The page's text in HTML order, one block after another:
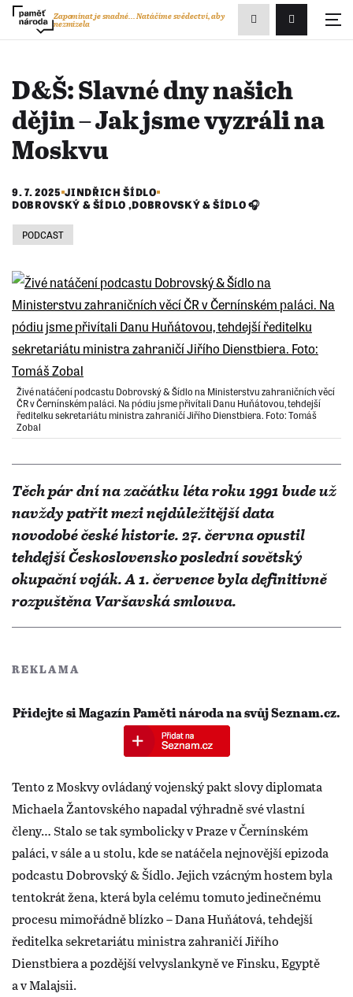
Přihlášení/
Zapomínat je snadné...Natáčíme svědectví, aby
nezmizela
Zobrazit
vyhledávání
D&Š: Slavné dny našich
dějin – Jak jsme vyzráli na
Moskvu
9. 7. 2025 JINDŘICH ŠÍDLO
DOBROVSKÝ & ŠÍDLO ,DOBROVSKÝ & ŠÍDLO 🎧
PODCAST
Živé natáčení podcastu Dobrovský & Šídlo na Ministerstvu zahraničních věcí
ČR v Černínském paláci. Na pódiu jsme přivítali Danu Huňátovou, tehdejší
ředitelku sekretariátu ministra zahraničí Jiřího Dienstbiera. Foto: Tomáš
Zobal
Těch pár dní na začátku léta roku 1991 bude už
navždy patřit mezi nejdůležitější data
novodobé české historie. 27.⁠ ⁠června opustil
tehdejší Československo poslední sovětský
okupační voják. A 1. července byla definitivně
rozpuštěna Varšavská smlouva.
REKLAMA
Přidejte si Magazín Paměti národa na svůj Seznam.cz.
Tento z Moskvy ovládaný vojenský pakt slovy diplomata
Michaela Žantovského napadal výhradně své vlastní
členy… Stalo se tak symbolicky v Praze v Černínském
paláci, v sále a u stolu, kde se natáčela nejnovější epizoda
podcastu Dobrovský & Šídlo. Jejich vzácným hostem byla
tentokrát žena, která byla celému tomuto jedinečnému
procesu mimořádně blízko – Dana Huňátová, tehdejší
ředitelka sekretariátu ministra zahraničí Jiřího
Dienstbiera a pozdější velvyslankyně ve Finsku, Egyptě
a v Malajsii.